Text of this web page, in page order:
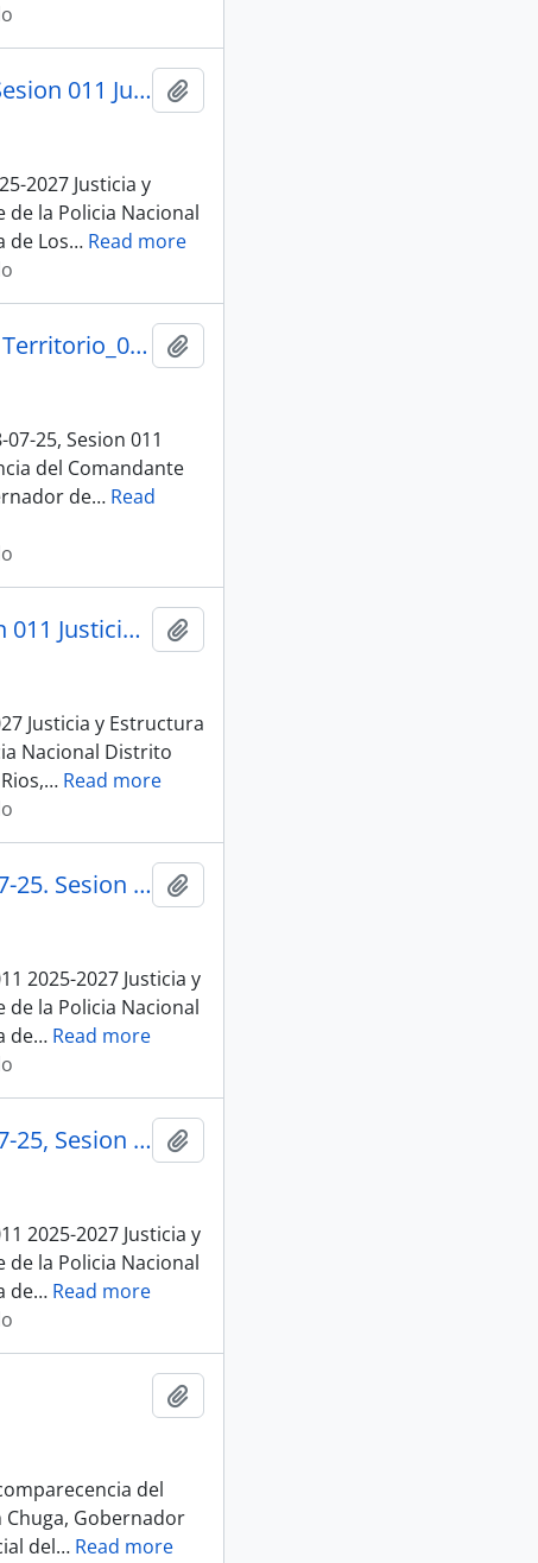
011_S-D-Presentacion Diagnostico Los Rios Cj_14-07-25, Sesion 011 Justicia y Estructura del Estado
2027 Justicia y
la Policia Nacional
de Los… Read more
002_An-Cjee-2025-0140-M_Alcance Solicitud Autorizacion Territorio_08-07-25, Sesion 011 Justicia y Estructura del Estado
25, Sesion 011
del Comandante
de… Read
004_An-Cjee-2025-0142-M_Convocatoria _09-07-25, Sesion 011 Justicia y Estructura del Estado
Justicia y Estructura
Nacional Distrito
… Read more
006_An-Cjee-Ne-2025-004-O_Invitacion Comparecer_09-07-25. Sesion 011 Justicia y Estructura del Estado
2025-2027 Justicia y
la Policia Nacional
de… Read more
007_An-Cjee-Ne-2025-005-O_Invitacion Comparecer_09-07-25, Sesion 011 Justicia y Estructura del Estado
2025-2027 Justicia y
la Policia Nacional
de… Read more
del
Chuga, Gobernador
del… Read more